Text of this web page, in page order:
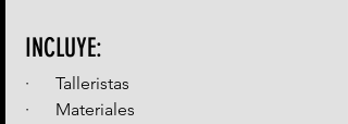
INCLUYE:
·      Talleristas
·      Materiales